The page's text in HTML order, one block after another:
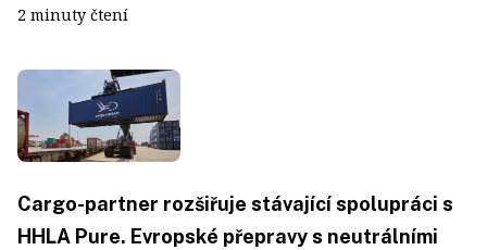
2 minuty čtení
Cargo-partner rozšiřuje stávající spolupráci s
HHLA Pure. Evropské přepravy s neutrálními